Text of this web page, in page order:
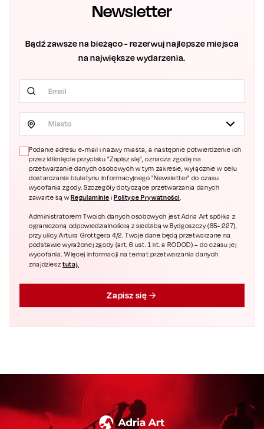
Newsletter
Bądź zawsze na bieżąco - rezerwuj najlepsze miejsca
na największe wydarzenia.
Miasto
Podanie adresu e-mail i nazwy miasta, a następnie potwierdzenie ich
przez kliknięcie przycisku "Zapisz się", oznacza zgodę na
przetwarzanie danych osobowych w tym zakresie, wyłącznie w celu
dostarczania biuletynu informacyjnego "Newsletter" do czasu
wycofania zgody. Szczegóły dotyczące przetwarzania danych
zawarte są wRegulaminie i Polityce Prywatności.
Administratorem Twoich danych osobowych jest Adria Art spółka z
ograniczoną odpowiedzialnością z siedzibą w Bydgoszczy (85- 227),
przy ulicy Artura Grottgera 4/2. Twoje dane będą przetwarzane na
podstawie wyrażonej zgody (art. 6 ust. 1 lit. a RODOD) – do czasu jej
wycofania. Więcej informacji na temat przetwarzania danych
znajdziesztutaj.
Zapisz się